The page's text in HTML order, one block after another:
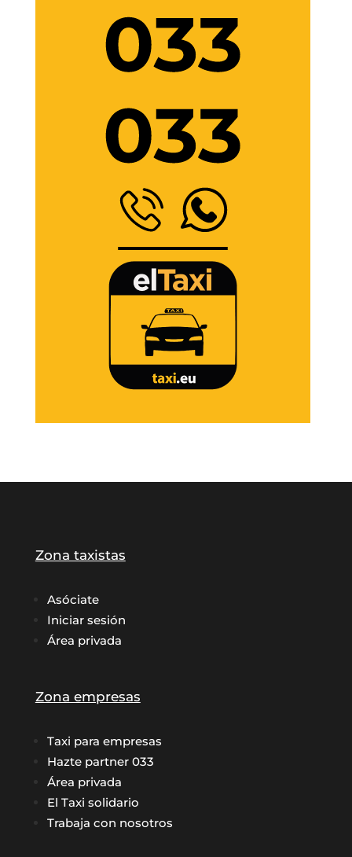
Zona taxistas
Asóciate
Iniciar sesión
Área privada
Zona empresas
Taxi para empresas
Hazte partner 033
Área privada
El Taxi solidario
Trabaja con nosotros